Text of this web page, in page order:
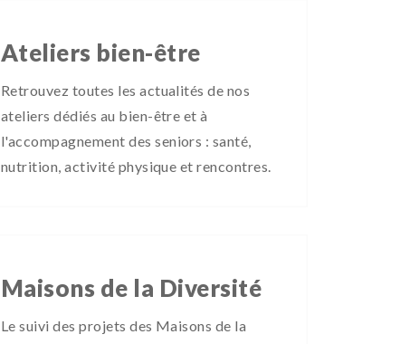
Ateliers bien-être
Retrouvez toutes les actualités de nos
ateliers dédiés au bien-être et à
l'accompagnement des seniors : santé,
nutrition, activité physique et rencontres.
Maisons de la Diversité
Le suivi des projets des Maisons de la